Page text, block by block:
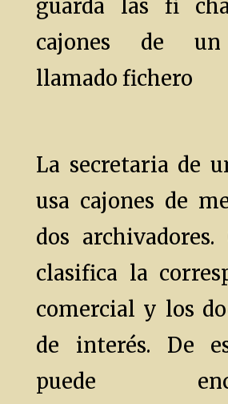
guarda las fi
cajones de un
llamado fichero
La secretaria de
usa cajones de
dos
clasifica la
comercial y los
de interés. De
puede